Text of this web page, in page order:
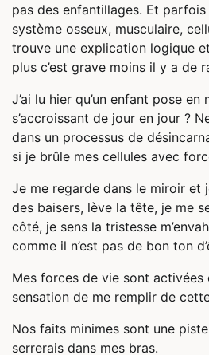
pas des enfantillages. Et
système osseux, musculaire,
trouve une explication logique
plus c’est grave moins il y a de
J’ai lu hier qu’un enfant pose
s’accroissant de jour en jour ?
dans un processus de
si je brûle mes cellules avec
Je me regarde dans le miroir et
des baisers, lève la tête, je me
côté, je sens la tristesse
comme il n’est pas de bon ton
Mes forces de vie sont activées
sensation de me remplir de
Nos faits minimes sont une
serrerais dans mes bras.